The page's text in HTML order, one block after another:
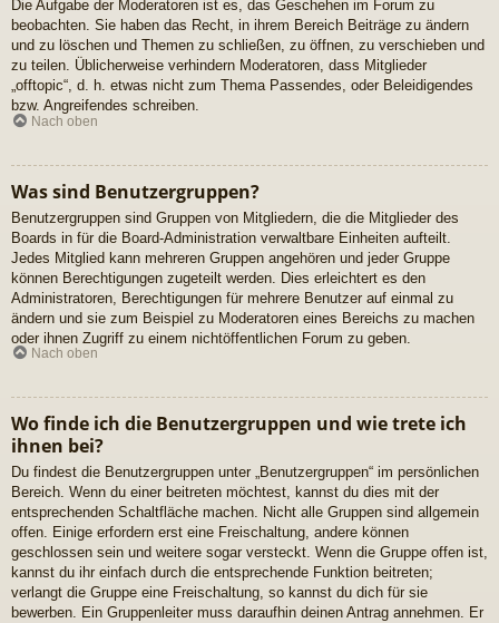
Die Aufgabe der Moderatoren ist es, das Geschehen im Forum zu
beobachten. Sie haben das Recht, in ihrem Bereich Beiträge zu ändern
und zu löschen und Themen zu schließen, zu öffnen, zu verschieben und
zu teilen. Üblicherweise verhindern Moderatoren, dass Mitglieder
„offtopic“, d. h. etwas nicht zum Thema Passendes, oder Beleidigendes
bzw. Angreifendes schreiben.
Nach oben
Was sind Benutzergruppen?
Benutzergruppen sind Gruppen von Mitgliedern, die die Mitglieder des
Boards in für die Board-Administration verwaltbare Einheiten aufteilt.
Jedes Mitglied kann mehreren Gruppen angehören und jeder Gruppe
können Berechtigungen zugeteilt werden. Dies erleichtert es den
Administratoren, Berechtigungen für mehrere Benutzer auf einmal zu
ändern und sie zum Beispiel zu Moderatoren eines Bereichs zu machen
oder ihnen Zugriff zu einem nichtöffentlichen Forum zu geben.
Nach oben
Wo finde ich die Benutzergruppen und wie trete ich
ihnen bei?
Du findest die Benutzergruppen unter „Benutzergruppen“ im persönlichen
Bereich. Wenn du einer beitreten möchtest, kannst du dies mit der
entsprechenden Schaltfläche machen. Nicht alle Gruppen sind allgemein
offen. Einige erfordern erst eine Freischaltung, andere können
geschlossen sein und weitere sogar versteckt. Wenn die Gruppe offen ist,
kannst du ihr einfach durch die entsprechende Funktion beitreten;
verlangt die Gruppe eine Freischaltung, so kannst du dich für sie
bewerben. Ein Gruppenleiter muss daraufhin deinen Antrag annehmen. Er